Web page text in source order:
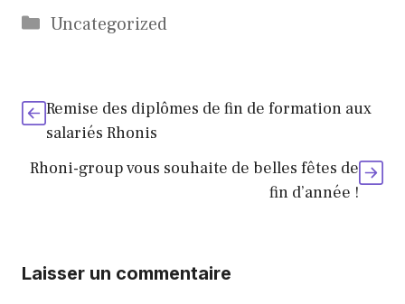
Catégories
Uncategorized
Remise des diplômes de fin de formation aux
salariés Rhonis
Rhoni-group vous souhaite de belles fêtes de
fin d’année !
Laisser un commentaire